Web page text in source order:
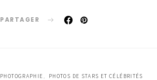
PARTAGER
PHOTOGRAPHIE PHOTOS DE STARS ET CÉLÉBRITÉS